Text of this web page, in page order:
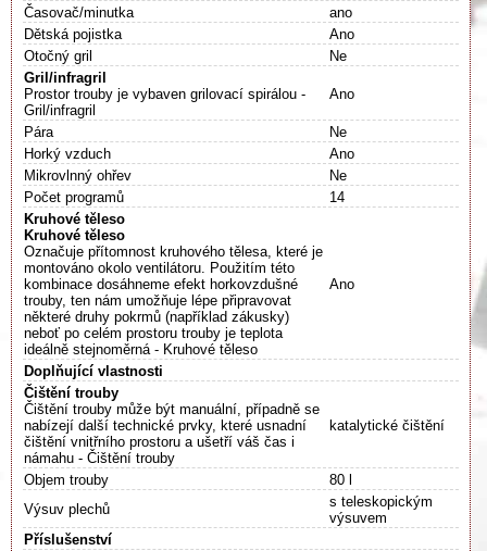
Časovač/minutka
ano
Dětská pojistka
Ano
Otočný gril
Ne
Gril/infragril
Prostor trouby je vybaven grilovací spirálou -
Gril/infragril
Ano
Pára
Ne
Horký vzduch
Ano
Mikrovlnný ohřev
Ne
Počet programů
14
Kruhové těleso
Kruhové těleso
Označuje přítomnost kruhového tělesa, které je
montováno okolo ventilátoru. Použitím této
kombinace dosáhneme efekt horkovzdušné
trouby, ten nám umožňuje lépe připravovat
některé druhy pokrmů (například zákusky)
neboť po celém prostoru trouby je teplota
ideálně stejnoměrná - Kruhové těleso
Ano
Doplňující vlastnosti
Čištění trouby
Čištění trouby může být manuální, případně se
nabízejí další technické prvky, které usnadní
čištění vnitřního prostoru a ušetří váš čas i
námahu - Čištění trouby
katalytické čištění
Objem trouby
80 l
Výsuv plechů
s teleskopickým
výsuvem
Příslušenství